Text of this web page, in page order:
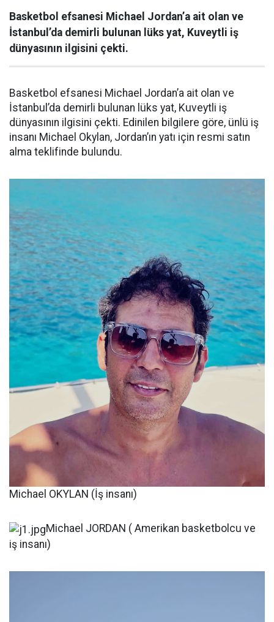
Basketbol efsanesi Michael Jordan’a ait olan ve
İstanbul’da demirli bulunan lüks yat, Kuveytli iş
dünyasının ilgisini çekti.
Basketbol efsanesi Michael Jordan’a ait olan ve
İstanbul’da demirli bulunan lüks yat, Kuveytli iş
dünyasının ilgisini çekti. Edinilen bilgilere göre, ünlü iş
insanı Michael Okylan, Jordan’ın yatı için resmi satın
alma teklifinde bulundu.
Michael OKYLAN (İş insanı)
Michael JORDAN ( Amerikan basketbolcu ve
iş insanı)